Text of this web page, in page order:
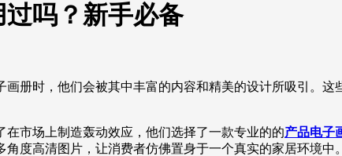
吗？新手必备
画册时，他们会被其中丰富的内容和精美的设计所吸引。
市场上制造轰动效应，他们选择了一款专业的的产品电子
度高清图片，让消费者仿佛置身于一个真实的家居环境